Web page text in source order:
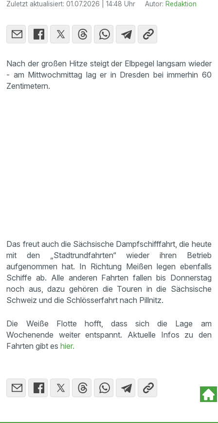
Zuletzt aktualisiert:01.07.2026 | 14:48 Uhr Autor: Redaktion
Nach der großen Hitze steigt der Elbpegel langsam wieder
- am Mittwochmittag lag er in Dresden bei immerhin 60
Zentimetern.
Das freut auch die Sächsische Dampfschifffahrt, die heute
mit den „Stadtrundfahrten“ wieder ihren Betrieb
aufgenommen hat. In Richtung Meißen legen ebenfalls
Schiffe ab. Alle anderen Fahrten fallen bis Donnerstag
noch aus, dazu gehören die Touren in die Sächsische
Schweiz und die Schlösserfahrt nach Pillnitz.
Die Weiße Flotte hofft, dass sich die Lage am
Wochenende weiter entspannt. Aktuelle Infos zu den
Fahrten gibt eshier.